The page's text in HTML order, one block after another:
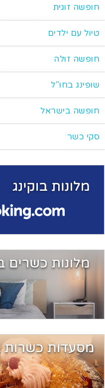
חופשה זוגית
טיול עם ילדים
חופשה זולה
שופינג בחו"ל
חופשה בישראל
סקי כשר